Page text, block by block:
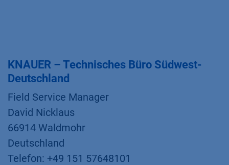
KNAUER – Technisches Büro Südwest-
Deutschland
Field Service Manager
David Nicklaus
66914 Waldmohr
Deutschland
Telefon: +49 151 57648101